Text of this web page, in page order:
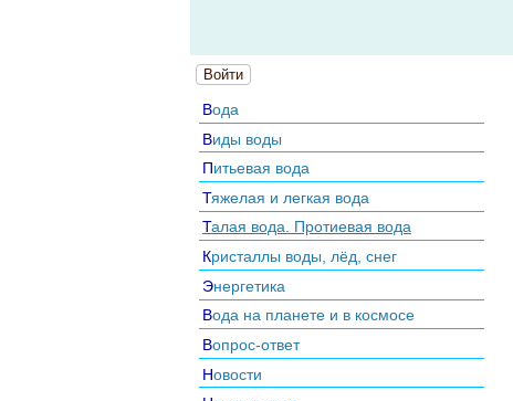
Войти
Вода
Виды воды
Питьевая вода
Тяжелая и легкая вода
Талая вода. Протиевая вода
Кристаллы воды, лёд, снег
Энергетика
Вода на планете и в космосе
Вопрос-ответ
Новости